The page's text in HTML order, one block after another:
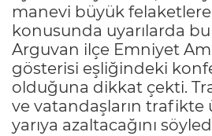
manevi büyük felaketlere
konusunda uyarılarda
Arguvan ilçe Emniyet
gösterisi eşliğindeki
olduğuna dikkat çekti.
ve vatandaşların trafikte
yarıya azaltacağını